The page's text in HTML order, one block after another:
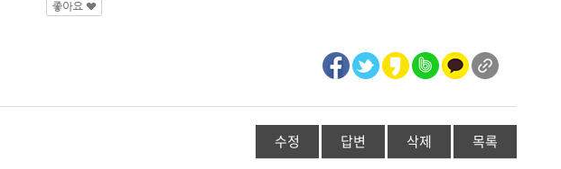
수정 답변 삭제 목록